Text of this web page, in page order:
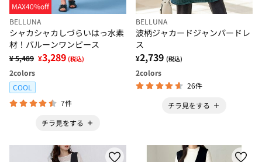
MAX40%off
BELLUNA
シャカシャカしづらいはっ水素
材！バルーンワンピース
¥ 5,489 ¥3,289 (税込)
2colors
COOL
7件
チラ見をする
BELLUNA
波柄ジャカードジャンパードレ
ス
¥2,739 (税込)
2colors
26件
チラ見をする